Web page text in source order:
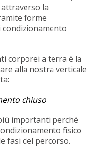
la
forme
condizionamento
corporei a terra è la
alla nostra verticale
chiuso
importanti perché
fisico
fasi del percorso.